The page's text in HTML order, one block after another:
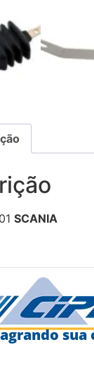
SCANIA